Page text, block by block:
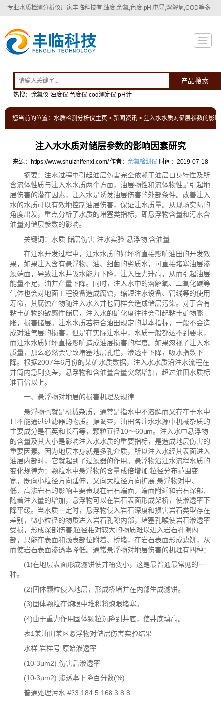
专业水质检测分析仪厂家丰临科技有,浊度,余氯,色度,pH,电导,溶解氧,COD等多
产品搜索
热搜：余氯仪 浊度仪 色度仪 cod测定仪 pH计
您当前的位置： 水质检测分析仪主页 > 新闻资讯 > 注入水水质对储层参数的影
注入水水质对储层参数的影响因素研究
来源：https://www.shuizhifenxi.com/ 作者： 余氯检测仪 时间：2019-07-18
摘要：注水过程中引起油层伤害完全依赖于油层自身特性及所
含流体性质与注入水水质两个方面，油层物性和流体物性是引起地
层伤害的潜在因素，注入水是诱发油层伤害的外部条件。改善注入
水的水质可以有效地控制油层伤害，保证注水质量。从现场实际的
角度出发，重点分析了水质的堵塞类指标，即悬浮物含量和污水含
油量对储层参数的影响。
关键词：水质 储层伤害 注水实验 悬浮物 含油量
在注水开发过程中，注水水质的好坏将直接影响油田的开发效
果，如果注入含有悬浮物、油、细菌的劣质水，可直接堵塞油层渗
滤端面，导致注水井吸水能力下降，注入压力升高，从而引起油层
能量不足，油井产量下降。同时，注入水中的溶解氧、二氧化碳等
气体也会对地面工程设备造成腐蚀，缩短注水设备、管线等的使用
寿命，其腐蚀产物随注入水入井也同样会造成储层污染。对于含有
粘土矿物的敏感性储层，注入水的矿化度往往会引起粘土矿物膨
胀，损害储层。注水水质若符合油田规定的基本指标，一般不会造
成对油气层的损害，但是在实际注水中，水质一般都达不到要求，
而注水水质好坏直接影响造成油层损害的程度。如果忽视了注入水
质量，那么必然会导致堵塞地层孔道，渗透率下降，吸水指数下
降。根据2007年6月份的某矿水质数据，注入水水质沿注水流程在
井筒内急剧变差，悬浮物和含油量含量突然增加，超过油田水质标
准百倍以上。
一、悬浮物对地层的损害机理及规律
悬浮物也就是机械杂质，通常是指水中不溶解而又存在于水中
且不能通过过滤器的物质。据调查，油田各注水水源中机械杂质的
主要成分是石英和长石等，颗粒直径10～60μm。注入水中悬浮物
的含量及其大小是影响注入水水质的重要指标，是造成地层伤害的
重要因素。因为地层本身就是多孔介质，所以注入水经其表面进入
油层内部时，它就起到了过滤器的作用。悬浮物沿注水流程水质的
变化规律为：颗粒水中悬浮物的含量成倍增加;粒径分布范围变
宽，既向小粒径方向延伸，又向大粒径方向扩展;悬浮物对中、
低、高渗岩石的影响主要表现在岩石端面，端面附近和岩石深部;
随着注入量的增加，悬浮物可以在岩石表面形成架桥，使渗透率下
降平缓。当水质一定时，悬浮物侵入岩石深度和损害岩石类型存在
差别，微小粒径的物质进入岩石孔隙内部，堵塞孔喉使岩石渗透率
受损，形成深部伤害;粒径相对较大的物质难以进入岩石孔隙内
部，只能在表面和浅表部位附着、桥堵，在岩石表面形成滤饼，从
而使岩石表面渗透率降低。通常悬浮物对地层伤害的机理有四种：
(1)在地层表面形成滤饼使井桶变小，这是最普通最常见的一
种。
(2)固体颗粒侵入地层，形成桥堵并在内部生成滤饼。
(3)固体颗粒在炮眼中堆积将炮眼堵塞。
(4)由于重力作用固体颗粒沉降到井底，使井底填高。
表1某油田某区悬浮物对储层伤害实验结果
水样 岩样号 原始渗透率
(10-3μm2) 伤害后渗透率
(10-3μm2) 渗透率下降百分数(%)
普通处理污水 #33 184.5 168.3 8.8